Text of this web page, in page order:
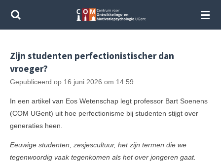
Ga
hoofdinhoud
Zijn studenten perfectionistischer dan
vroeger?
Gepubliceerd op 16 juni 2026 om 14:59
In een artikel van Eos Wetenschap legt professor Bart Soenens
(COM UGent) uit hoe perfectionisme bij studenten stijgt over
generaties heen.
Eeuwige studenten, zesjescultuur, het zijn termen die we
tegenwoordig vaak tegenkomen als het over jongeren gaat.